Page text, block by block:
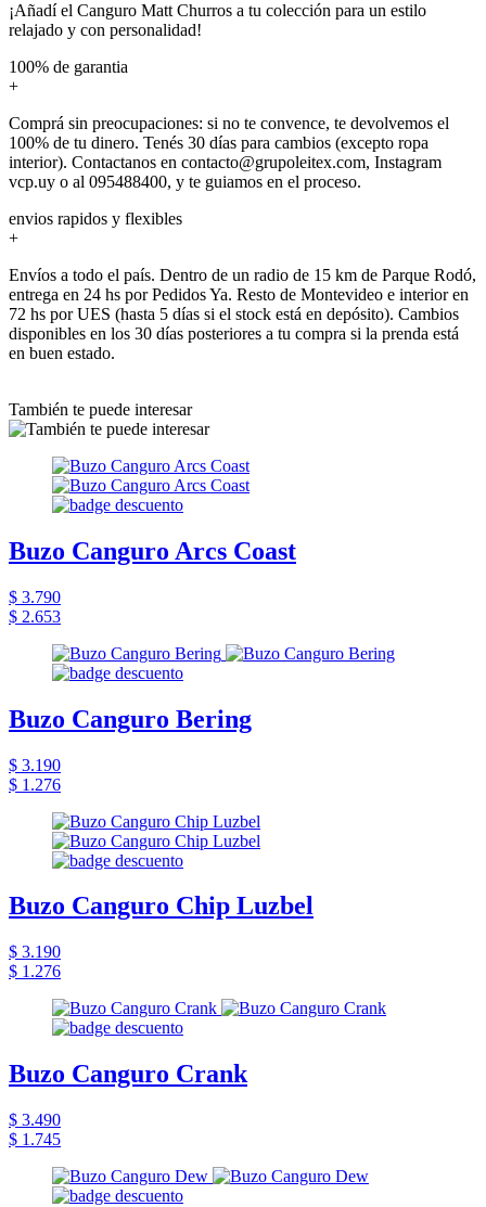
¡Añadí el Canguro Matt Churros a tu colección para un estilo
relajado y con personalidad!
100% de garantia
+
Comprá sin preocupaciones: si no te convence, te devolvemos el
100% de tu dinero. Tenés 30 días para cambios (excepto ropa
interior). Contactanos en contacto@grupoleitex.com, Instagram
vcp.uy o al 095488400, y te guiamos en el proceso.
envios rapidos y flexibles
+
Envíos a todo el país. Dentro de un radio de 15 km de Parque Rodó,
entrega en 24 hs por Pedidos Ya. Resto de Montevideo e interior en
72 hs por UES (hasta 5 días si el stock está en depósito). Cambios
disponibles en los 30 días posteriores a tu compra si la prenda está
en buen estado.
También te puede interesar
Buzo Canguro Arcs Coast
$ 3.790
$ 2.653
Buzo Canguro Bering
$ 3.190
$ 1.276
Buzo Canguro Chip Luzbel
$ 3.190
$ 1.276
Buzo Canguro Crank
$ 3.490
$ 1.745